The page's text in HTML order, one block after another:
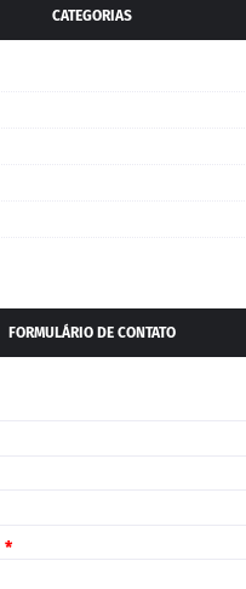
CATEGORIAS
FORMULÁRIO DE CONTATO
*